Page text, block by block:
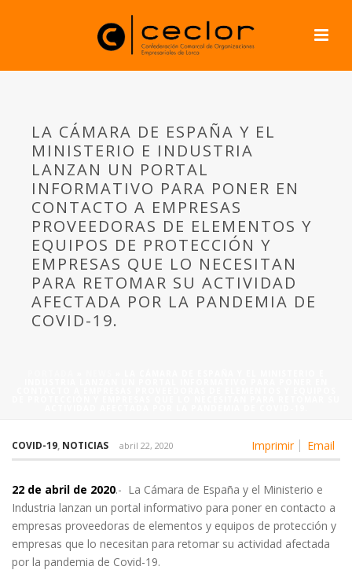
LA CÁMARA DE ESPAÑA Y EL
MINISTERIO E INDUSTRIA
LANZAN UN PORTAL
INFORMATIVO PARA PONER EN
CONTACTO A EMPRESAS
PROVEEDORAS DE ELEMENTOS Y
EQUIPOS DE PROTECCIÓN Y
EMPRESAS QUE LO NECESITAN
PARA RETOMAR SU ACTIVIDAD
AFECTADA POR LA PANDEMIA DE
COVID-19.
Imprimir Email
COVID-19, NOTICIAS abril 22, 2020
22 de abril de 2020.- La Cámara de España y el Ministerio e
Industria lanzan un portal informativo para poner en contacto a
empresas proveedoras de elementos y equipos de protección y
empresas que lo necesitan para retomar su actividad afectada
por la pandemia de Covid-19.